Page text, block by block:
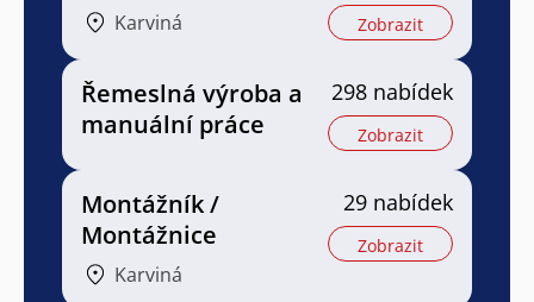
Karviná Zobrazit
Řemeslná výroba a
manuální práce
298 nabídek
Zobrazit
Montážník /
Montážnice
Karviná
29 nabídek
Zobrazit